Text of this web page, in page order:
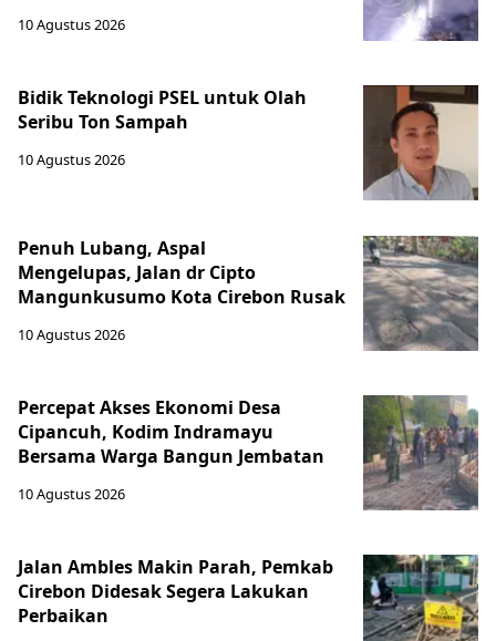
10 Agustus 2026
Bidik Teknologi PSEL untuk Olah
Seribu Ton Sampah
10 Agustus 2026
Penuh Lubang, Aspal
Mengelupas, Jalan dr Cipto
Mangunkusumo Kota Cirebon Rusak
10 Agustus 2026
Percepat Akses Ekonomi Desa
Cipancuh, Kodim Indramayu
Bersama Warga Bangun Jembatan
10 Agustus 2026
Jalan Ambles Makin Parah, Pemkab
Cirebon Didesak Segera Lakukan
Perbaikan